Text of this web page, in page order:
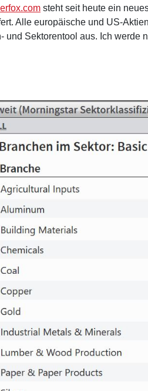
steht seit heute ein
Alle europäische und US-
und Sektorentool aus. Ich werde